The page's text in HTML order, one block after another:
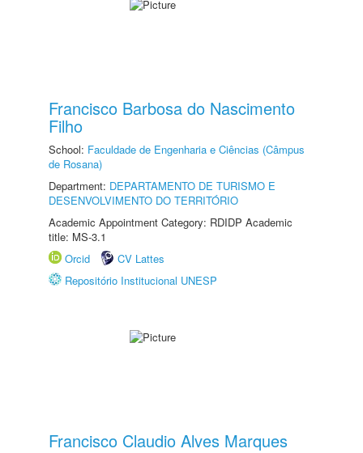
Francisco Barbosa do Nascimento
Filho
School: Faculdade de Engenharia e Ciências (Câmpus
de Rosana)
Department: DEPARTAMENTO DE TURISMO E
DESENVOLVIMENTO DO TERRITÓRIO
Academic Appointment Category: RDIDP Academic
title: MS-3.1
Orcid
CV Lattes
Repositório Institucional UNESP
Francisco Claudio Alves Marques